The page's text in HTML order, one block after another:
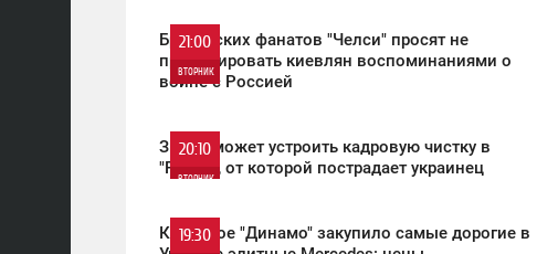
640
21:00
ВТОРНИК
774
Британских фанатов "Челси" просят не
провоцировать киевлян воспоминаниями о
войне с Россией
20:10
ВТОРНИК
Зидан может устроить кадровую чистку в
"Реале", от которой пострадает украинец
19:30
Киевское "Динамо" закупило самые дорогие в